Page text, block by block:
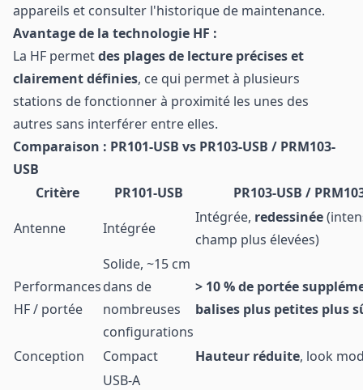
appareils et consulter l'historique de maintenance.
Avantage de la technologie HF :
La HF permetdes plages de lecture précises et
clairement définies, ce qui permet à plusieurs
stations de fonctionner à proximité les unes des
autres sans interférer entre elles.
Comparaison : PR101-USB vs PR103-USB / PRM103-
USB
Critère
PR101-USB
PR103-USB /
Antenne
Intégrée
Intégrée, redessinée
champ plus élevées)
Performances
HF / portée
Solide, ~15 cm
dans de
nombreuses
configurations
> 10 % de portée
balises plus petites plus
Conception Compact Hauteur réduite, look
USB-A